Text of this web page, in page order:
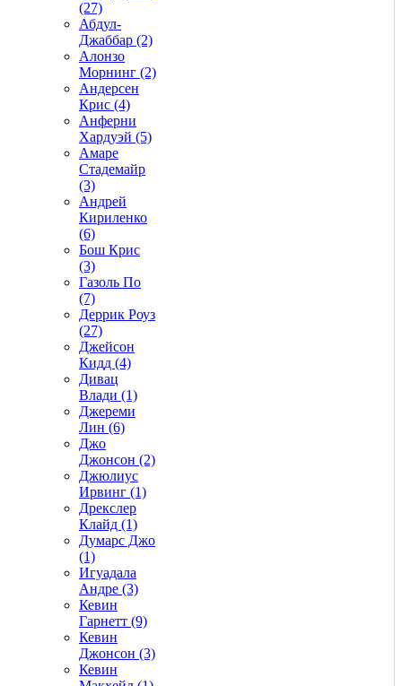
(27)
Абдул-
Джаббар (2)
Алонзо
Морнинг (2)
Андерсен
Крис (4)
Анферни
Xардуэй (5)
Амаре
Стадемайр
(3)
Андрей
Кириленко
(6)
Бош Крис
(3)
Газоль По
(7)
Деррик Роуз
(27)
Джейсон
Кидд (4)
Дивац
Влади (1)
Джереми
Лин (6)
Джо
Джонсон (2)
Джюлиус
Ирвинг (1)
Дрекслер
Клайд (1)
Думарс Джо
(1)
Игуадала
Андре (3)
Кевин
Гарнетт (9)
Кевин
Джонсон (3)
Кевин